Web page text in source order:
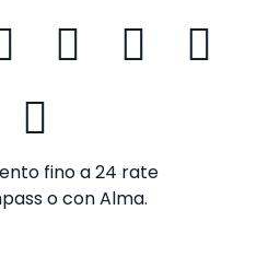
fino a 24 rate
o con Alma.